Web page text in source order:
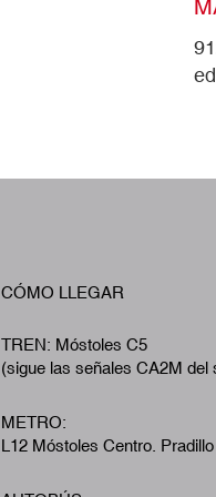
CÓMO LLEGAR
TREN: Móstoles C5
(sigue las señales CA2M del
METRO:
L12 Móstoles Centro. Pradillo